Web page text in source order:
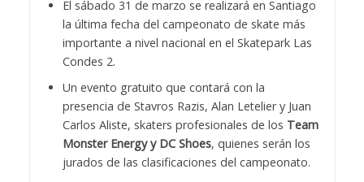
El sábado 31 de marzo se realizará en Santiago
la última fecha del campeonato de skate más
importante a nivel nacional en el Skatepark Las
Condes 2.
Un evento gratuito que contará con la
presencia de Stavros Razis, Alan Letelier y Juan
Carlos Aliste, skaters profesionales de los Team
Monster Energy y DC Shoes, quienes serán los
jurados de las clasificaciones del campeonato.